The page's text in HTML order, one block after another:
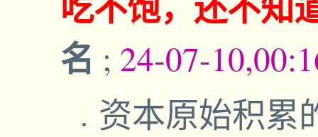
名 ; 24-07-
资本原始积累